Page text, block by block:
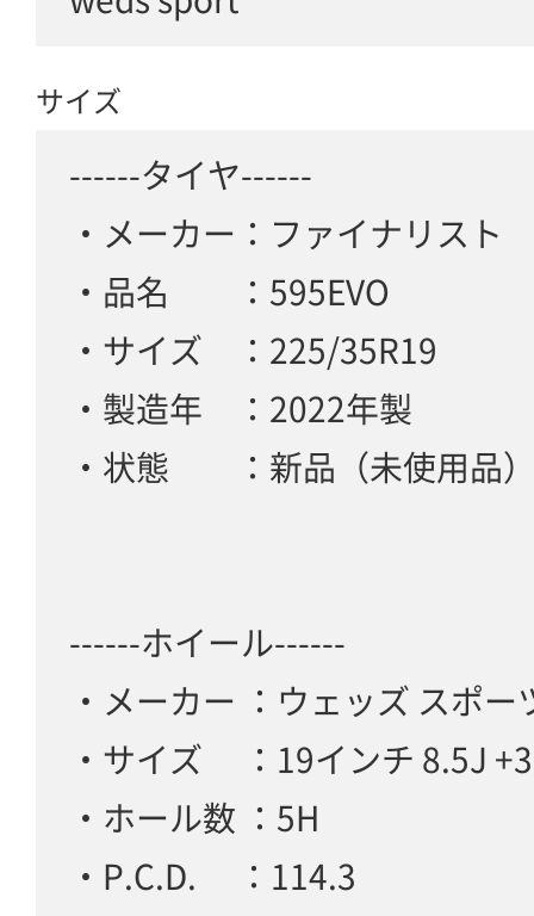
サイズ
------タイヤ------
・メーカー：ファイナリスト
・品名 ：595EVO
・サイズ ：225/35R19
・製造年 ：2022年製
・状態 ：新品（未使用品
------ホイール------
・メーカー ：ウェッズ スポー
・サイズ ：19インチ 8.5J
・ホール数 ：5H
・P.C.D. ：114.3